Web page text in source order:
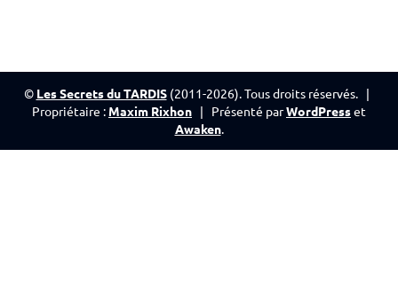
© Les Secrets du TARDIS(2011-2026). Tous droits réservés. |
Propriétaire : Maxim Rixhon | Présenté parWordPresset
Awaken.